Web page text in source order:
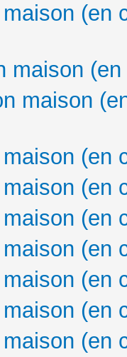
(en
maison
maison
(en
(en
(en
(en
(en
(en
(en